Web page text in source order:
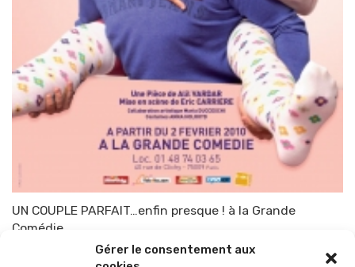
Gérer le consentement aux
UN COUPLE PARFAIT…enfin presque ! à la Grande
Comédie
TOP-PARENTS 1 mars 2010